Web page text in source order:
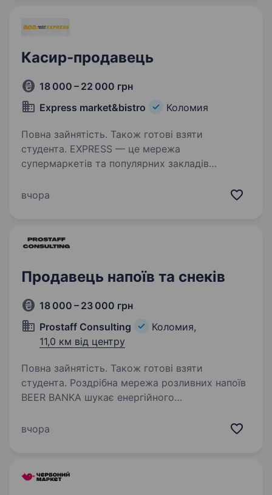
Касир-продавець
18 000 – 22 000 грн
Express market&bistro
Коломия
Повна зайнятість. Також готові взяти
студента. EXPRESS — це мережа
супермаркетів та популярних закладів
виробництвом, якість якого цінують наші
та створює…
вчора
Продавець напоїв та снеків
18 000 – 23 000 грн
Prostaff Consulting
Коломия,
11,0 км від центру
Повна зайнятість. Також готові взяти
студента. Роздрібна мережа розливних напоїв
BEER BANKA шукає енергійного
— це місце приємного спілкування, смачного
вчора